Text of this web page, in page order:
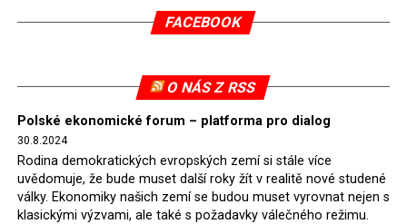
společnosti konečně donutily polský stát, aby od nich
převzal doly a další uhelná aktiva a ty do konce příštího
ovládaným energetickým společnostem se tak uvolní
ruce a budou schopny financovat z nových úvěrů
zelenou energetiku a uhlí pro provoz dožívajících
elektráren budou nakupovat za určené ceny ze státních
dolů. Taková je energetická politika nové polské vlády.
Ostatně expert Onichimowski podotkl, že na evropském
trhu s elektřinou je jí dost a je levná.
FACEBOOK
O NÁS Z RSS
Polské ekonomické forum – platforma pro dialog
30.8.2024
Rodina demokratických evropských zemí si stále více
uvědomuje, že bude muset další roky žít v realitě nové studené
války. Ekonomiky našich zemí se budou muset vyrovnat nejen s
klasickými výzvami, ale také s požadavky válečného režimu.